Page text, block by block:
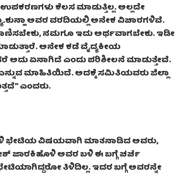
ಕೆಲಸ ಮಾಡುತ್ತಿಲ್ಲ. ಅಲ್ಲದೇ
ಅವರ ವರದಿಯಲ್ಲಿ ಅನೇಕ ವಿಚಾರಗಳಿವೆ.
ನಮಗೂ ಇದು ಅರ್ಥವಾಗಬೇಕು. ಇಡೀ
ಅನೇಕ ಕಡೆ ವೈದ್ಯಕೀಯ
ಅದು ಏನಾಗಿದೆ ಎಂದು ಪರಿಶೀಲನೆ ಮಾಡುತ್ತೇವೆ.
ಎನ್ನುವ ಮಾಹಿತಿಯಿದೆ. ಅದಕ್ಕೆ ಸಮಿತಿಯವರು ಜಿಲ್ಲಾ
ಎಂದರು.
ಭೇಟಿಯ ವಿಷಯವಾಗಿ ಮಾತನಾಡಿದ ಅವರು,
ಜಾರಕಿಹೊಳಿ ಅವರ ಬಳಿ ಈ ಬಗ್ಗೆ ಚರ್ಚೆ
ತಿಳಿದಿಲ್ಲ. ಇದರ ಬಗ್ಗೆ ಅವರನ್ನೇ